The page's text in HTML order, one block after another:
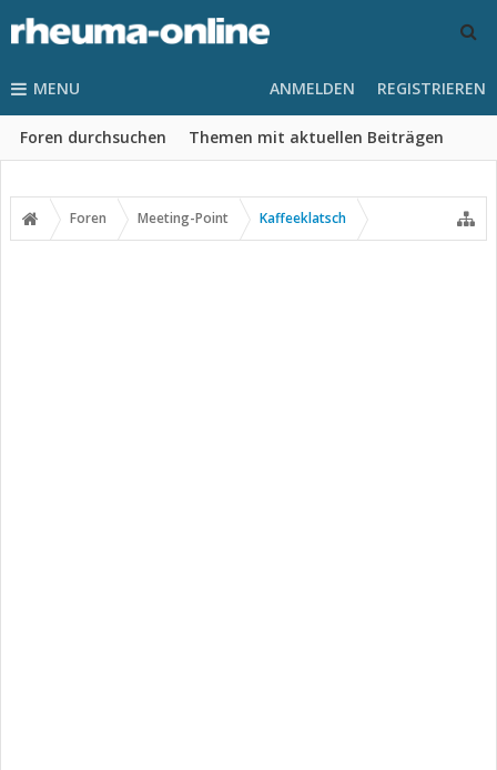
MENU
Foren durchsuchen Themen mit aktuellen Beiträgen
ANMELDEN REGISTRIEREN
Foren Meeting-Point Kaffeeklatsch